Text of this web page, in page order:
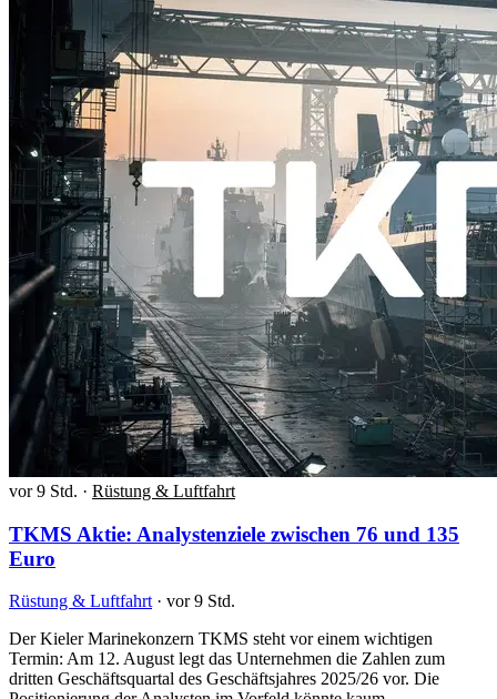
vor 9 Std. · Rüstung & Luftfahrt
TKMS Aktie: Analystenziele zwischen 76 und 135
Euro
Rüstung & Luftfahrt · vor 9 Std.
Der Kieler Marinekonzern TKMS steht vor einem wichtigen
Termin: Am 12. August legt das Unternehmen die Zahlen zum
dritten Geschäftsquartal des Geschäftsjahres 2025/26 vor. Die